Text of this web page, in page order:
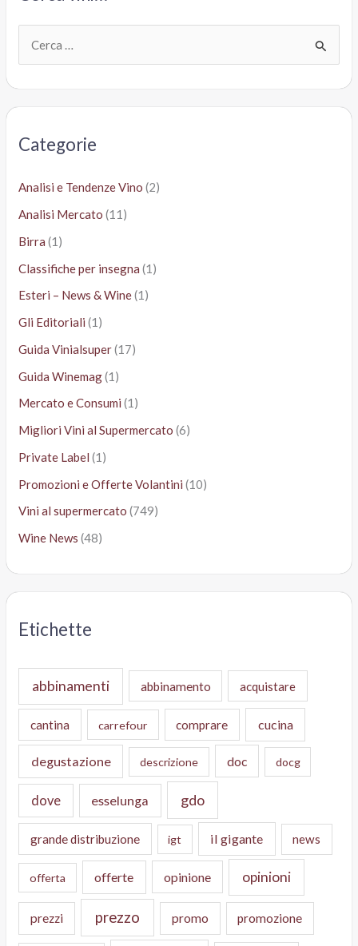
Categorie
Analisi e Tendenze Vino (2)
Analisi Mercato (11)
Birra (1)
Classifiche per insegna (1)
Esteri – News & Wine(1)
Gli Editoriali (1)
Guida Vinialsuper(17)
Guida Winemag(1)
Mercato e Consumi (1)
Migliori Vini al Supermercato (6)
Private Label (1)
Promozioni e Offerte Volantini (10)
Vini al supermercato (749)
Wine News (48)
Etichette
abbinamenti abbinamento acquistare
cantina carrefour comprare cucina
degustazione descrizione doc docg
dove esselunga gdo
grande distribuzione igt il gigante news
offerta offerte opinione opinioni
prezzi prezzo promo promozione